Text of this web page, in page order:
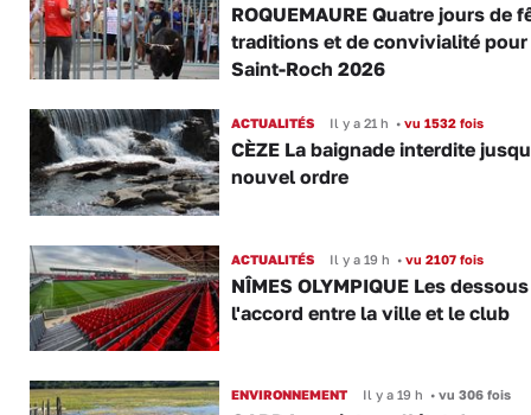
ROQUEMAURE Quatre jours de
traditions et de convivialité pour
Saint-Roch 2026
ACTUALITÉS Il y a 21 h •vu 1532 fois
CÈZE La baignade interdite
nouvel ordre
ACTUALITÉS Il y a 19 h •vu 2107 fois
NÎMES OLYMPIQUE Les
l'accord entre la ville et le club
ENVIRONNEMENT Il y a 19 h •vu 306 fois